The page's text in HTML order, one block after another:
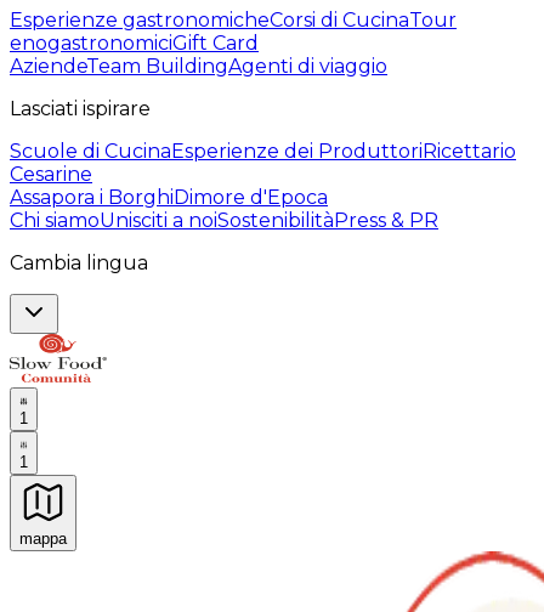
Esperienze gastronomicheCorsi di CucinaTour
enogastronomiciGift Card
AziendeTeam BuildingAgenti di viaggio
Lasciati ispirare
Scuole di CucinaEsperienze dei ProduttoriRicettario
Cesarine
Assapora i BorghiDimore d'Epoca
Chi siamoUnisciti a noiSostenibilitàPress & PR
Cambia lingua
1
1
mappa
Esperienze culinarie indimenticabili: Esperienze